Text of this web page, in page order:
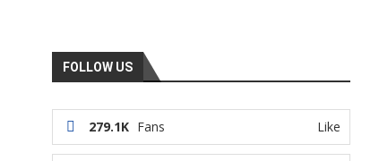
FOLLOW US
279.1K Fans Like